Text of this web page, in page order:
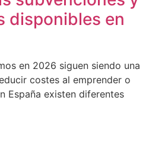
disponibles en
en 2026 siguen siendo una
costes al emprender o
España existen diferentes